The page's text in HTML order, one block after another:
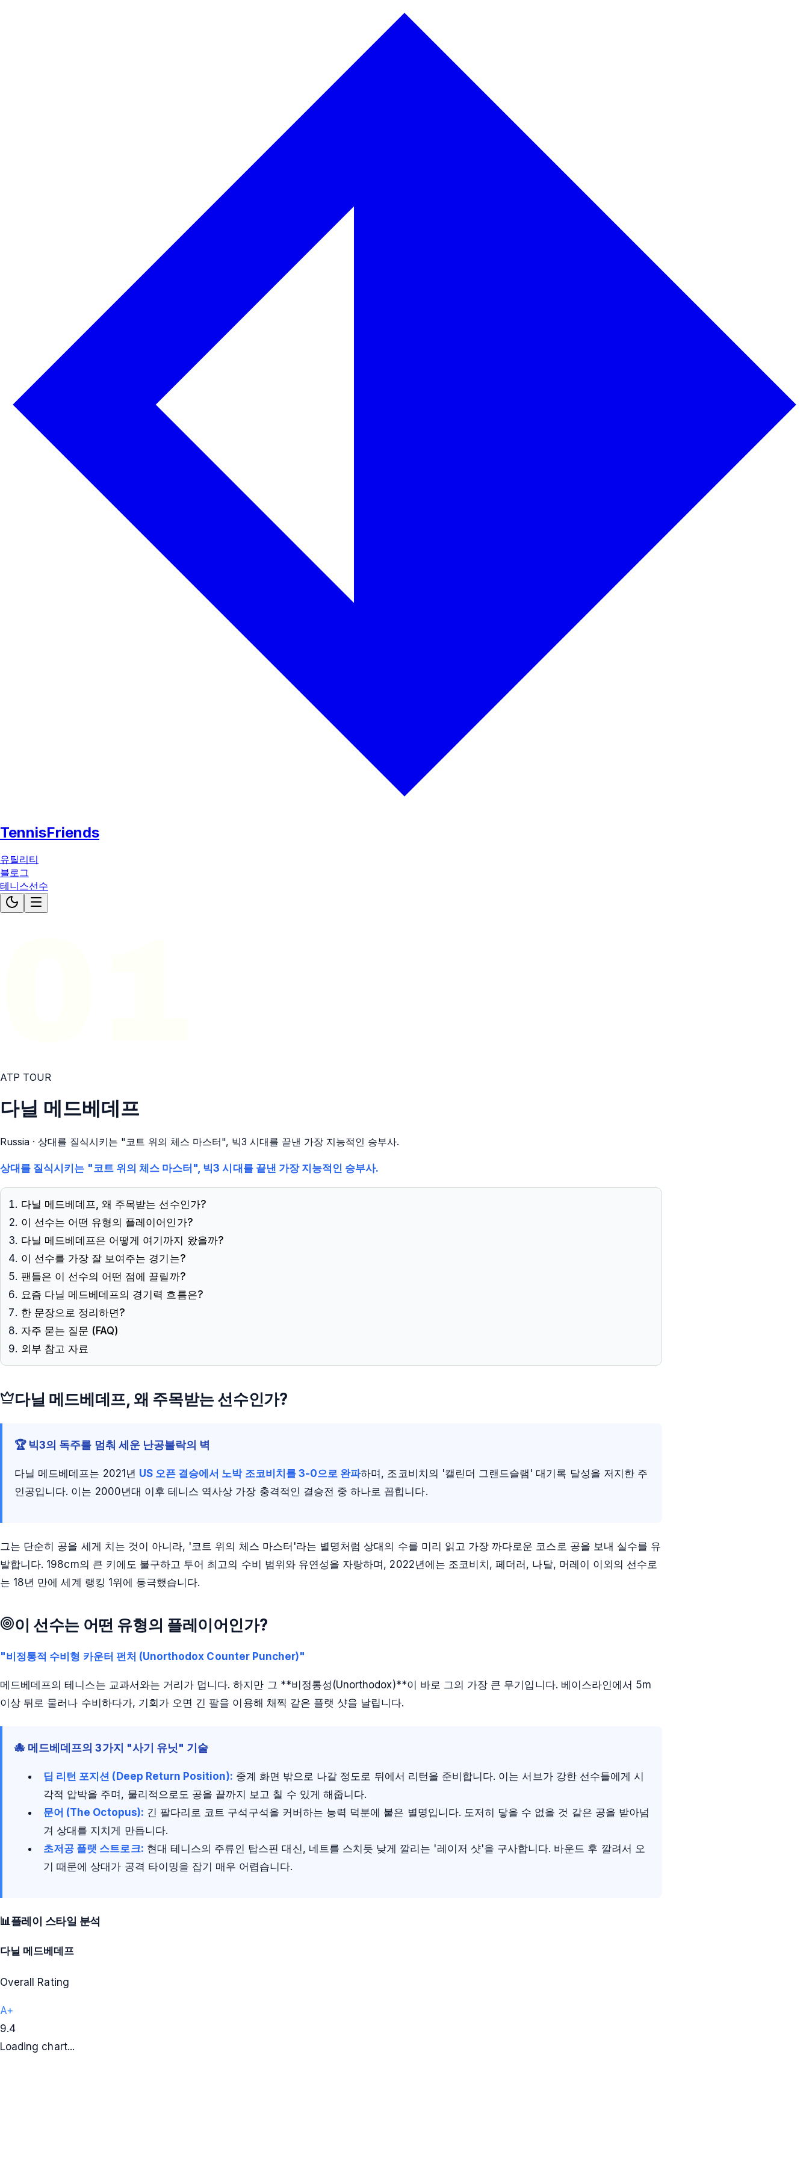
TennisFriends
유틸리티
블로그
테니스선수
ATP TOUR
다닐 메드베데프
Russia · 상대를 질식시키는 "코트 위의 체스 마스터", 빅3 시대를 끝낸 가장 지능적인 승부사.
상대를 질식시키는 "코트 위의 체스 마스터", 빅3 시대를 끝낸 가장 지능적인 승부사.
다닐 메드베데프, 왜 주목받는 선수인가?
이 선수는 어떤 유형의 플레이어인가?
다닐 메드베데프은 어떻게 여기까지 왔을까?
이 선수를 가장 잘 보여주는 경기는?
팬들은 이 선수의 어떤 점에 끌릴까?
요즘 다닐 메드베데프의 경기력 흐름은?
한 문장으로 정리하면?
자주 묻는 질문 (FAQ)
외부 참고 자료
다닐 메드베데프, 왜 주목받는 선수인가?
🏆 빅3의 독주를 멈춰 세운 난공불락의 벽
다닐 메드베데프는 2021년 US 오픈 결승에서 노박 조코비치를 3-0으로 완파하며, 조코비치의 '캘린더 그랜드슬램' 대기록 달성을 저지한 주
인공입니다. 이는 2000년대 이후 테니스 역사상 가장 충격적인 결승전 중 하나로 꼽힙니다.
그는 단순히 공을 세게 치는 것이 아니라, '코트 위의 체스 마스터'라는 별명처럼 상대의 수를 미리 읽고 가장 까다로운 코스로 공을 보내 실수를 유
발합니다. 198cm의 큰 키에도 불구하고 투어 최고의 수비 범위와 유연성을 자랑하며, 2022년에는 조코비치, 페더러, 나달, 머레이 이외의 선수로
는 18년 만에 세계 랭킹 1위에 등극했습니다.
이 선수는 어떤 유형의 플레이어인가?
"비정통적 수비형 카운터 펀처 (Unorthodox Counter Puncher)"
메드베데프의 테니스는 교과서와는 거리가 멉니다. 하지만 그 **비정통성(Unorthodox)**이 바로 그의 가장 큰 무기입니다. 베이스라인에서 5m
이상 뒤로 물러나 수비하다가, 기회가 오면 긴 팔을 이용해 채찍 같은 플랫 샷을 날립니다.
🐙 메드베데프의 3가지 "사기 유닛" 기술
딥 리턴 포지션 (Deep Return Position): 중계 화면 밖으로 나갈 정도로 뒤에서 리턴을 준비합니다. 이는 서브가 강한 선수들에게 시
각적 압박을 주며, 물리적으로도 공을 끝까지 보고 칠 수 있게 해줍니다.
문어 (The Octopus): 긴 팔다리로 코트 구석구석을 커버하는 능력 덕분에 붙은 별명입니다. 도저히 닿을 수 없을 것 같은 공을 받아넘
겨 상대를 지치게 만듭니다.
초저공 플랫 스트로크: 현대 테니스의 주류인 탑스핀 대신, 네트를 스치듯 낮게 깔리는 '레이저 샷'을 구사합니다. 바운드 후 깔려서 오
기 때문에 상대가 공격 타이밍을 잡기 매우 어렵습니다.
📊플레이 스타일 분석
다닐 메드베데프
Overall Rating
A+
9.4
Loading chart...